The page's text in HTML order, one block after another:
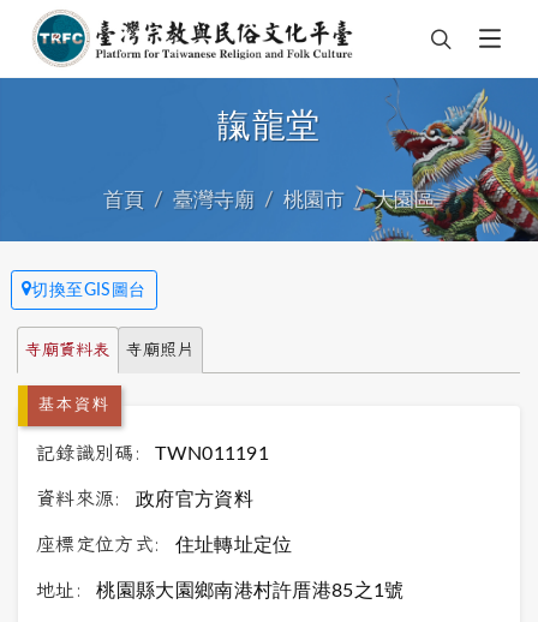
靝龍堂
首頁 臺灣寺廟 桃園市 大園區
切換至GIS圖台
寺廟資料表 寺廟照片
基本資料
記錄識別碼: TWN011191
資料來源: 政府官方資料
座標定位方式: 住址轉址定位
地址: 桃園縣大園鄉南港村許厝港85之1號